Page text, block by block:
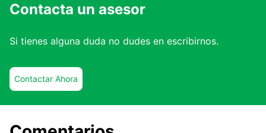
Contacta un asesor
Si tienes alguna duda no dudes en escribirnos.
Contactar Ahora